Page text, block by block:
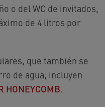
o del WC de invitados,
de 4 litros por
que también se
de agua, incluyen
HONEYCOMB.